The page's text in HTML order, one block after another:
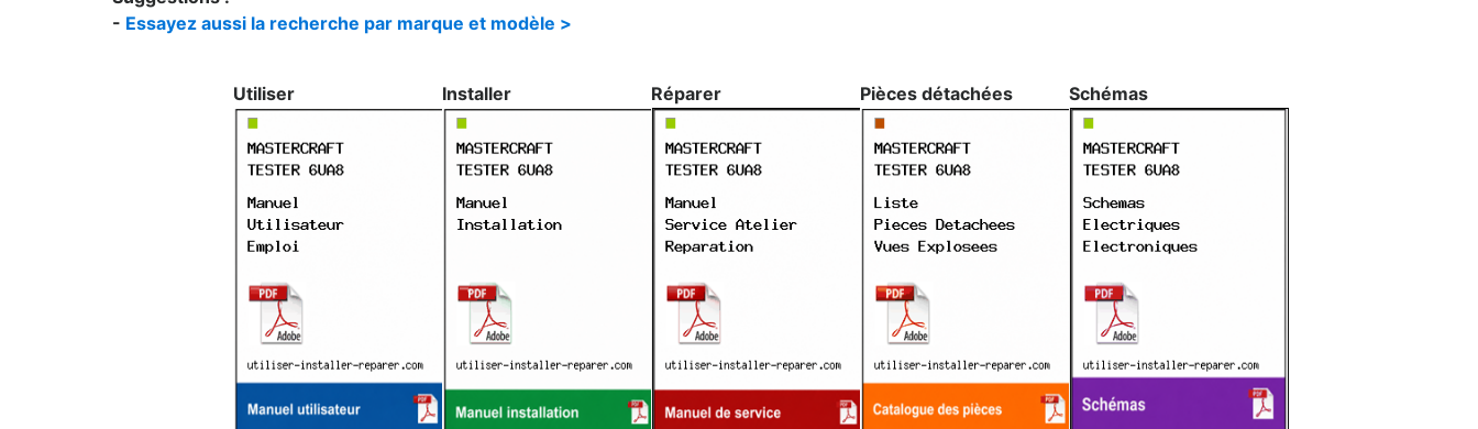
- Essayez aussi la recherche par marque et modèle >
Utiliser Installer Réparer Pièces détachées Schémas